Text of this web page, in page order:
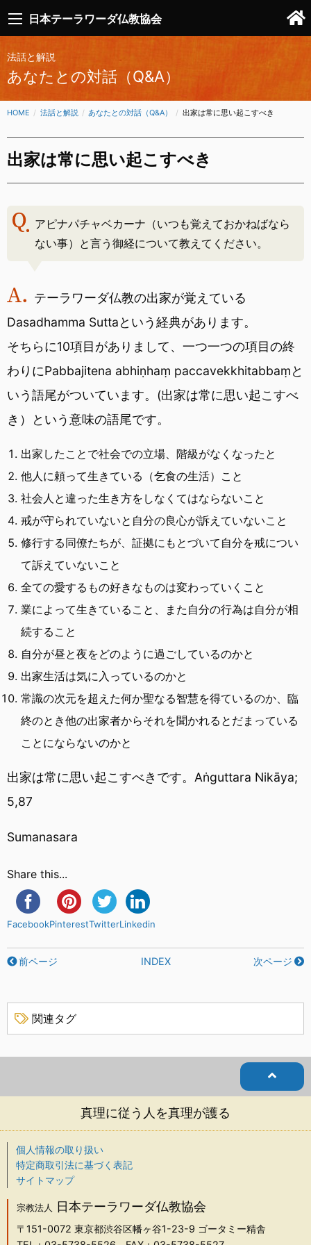
日本テーラワーダ仏教協会
法話と解説
あなたとの対話（Q&A）
HOME 法話と解説 あなたとの対話（Q&A） CURRENT:
出家は常に思い起こすべき
出家は常に思い起こすべき
アピナパチャベカーナ（いつも覚えておかねばなら
ない事）と言う御経について教えてください。
テーラワーダ仏教の出家が覚えている
Dasadhamma Suttaという経典があります。
そちらに10項目がありまして、一つ一つの項目の終
わりにPabbajitena abhiṇhaṃ paccavekkhitabbaṃと
いう語尾がついています。(出家は常に思い起こすべ
き）という意味の語尾です。
出家したことで社会での立場、階級がなくなったと
他人に頼って生きている（乞食の生活）こと
社会人と違った生き方をしなくてはならないこと
戒が守られていないと自分の良心が訴えていないこと
修行する同僚たちが、証拠にもとづいて自分を戒につい
て訴えていないこと
全ての愛するもの好きなものは変わっていくこと
業によって生きていること、また自分の行為は自分が相
続すること
自分が昼と夜をどのように過ごしているのかと
出家生活は気に入っているのかと
常識の次元を超えた何か聖なる智慧を得ているのか、臨
終のとき他の出家者からそれを聞かれるとだまっている
ことにならないのかと
出家は常に思い起こすべきです。Aṅguttara Nikāya;
5,87
Sumanasara
Share this...
FacebookPinterestTwitterLinkedin
前ページ INDEX 次ページ
関連タグ
真理に従う人を真理が護る
個人情報の取り扱い
特定商取引法に基づく表記
サイトマップ
宗教法人 日本テーラワーダ仏教協会
〒151-0072 東京都渋谷区幡ヶ谷1-23-9 ゴータミー精舎